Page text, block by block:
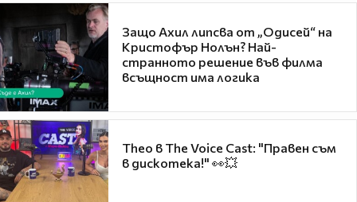
Защо Ахил липсва от „Одисей“ на
Кристофър Нолън? Най-
странното решение във филма
всъщност има логика
Theo в The Voice Cast: "Правен съм
в дискотека!" 👀💥